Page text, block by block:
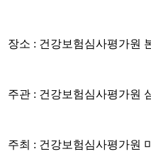
장소 : 건강보험심사평가원
주관 : 건강보험심사평가원
주최 : 건강보험심사평가원